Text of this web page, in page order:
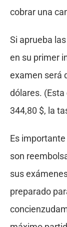
cobrar una
Si aprueba
en su primer
examen será
dólares.
344,80 $, la
Es
son
sus
preparado